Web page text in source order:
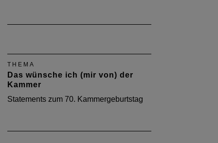
THEMA
Das wünsche ich (mir von) der
Kammer
Statements zum 70. Kammergeburtstag